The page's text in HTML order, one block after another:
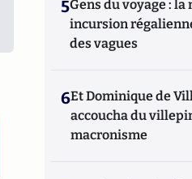
5Gens du voyage : la
incursion
des vagues
6Et Dominique de
accoucha du
macronisme